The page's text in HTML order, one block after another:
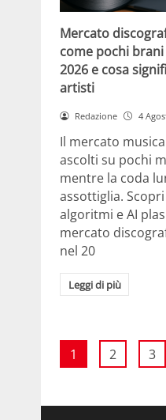
Mercato
come pochi
2026 e cosa
artisti
Redazione 4
Il mercato
ascolti su pochi
mentre la coda
assottiglia.
algoritmi e AI
mercato
nel 20
Leggi di più
1 2 3